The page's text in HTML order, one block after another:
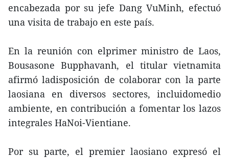
encabezada por su jefe Dang VuMinh, efectuó
una visita de trabajo en este país.
En la reunión con elprimer ministro de Laos,
Bousasone Bupphavanh, el titular vietnamita
afirmó ladisposición de colaborar con la parte
laosiana en diversos sectores, incluidomedio
ambiente, en contribución a fomentar los lazos
integrales HaNoi-Vientiane.
Por su parte, el premier laosiano expresó el